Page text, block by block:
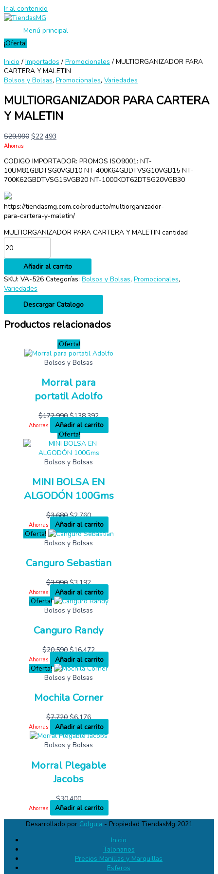
Ir al contenido
Menú principal
¡Oferta!
Inicio / Importados / Promocionales / MULTIORGANIZADOR PARA
CARTERA Y MALETIN
Bolsos y Bolsas, Promocionales, Variedades
MULTIORGANIZADOR PARA CARTERA
Y MALETIN
$29,990 $22,493
Ahorras
CODIGO IMPORTADOR: PROMOS ISO9001: NT-
10UM81GBDTSG0VGB10 NT-400K64GBDTVSG10VGB15 NT-
700K62GBDTVSG15VGB20 NT-1000KDT62DTSG20VGB30
https://tiendasmg.com.co/producto/multiorganizador-
para-cartera-y-maletin/
MULTIORGANIZADOR PARA CARTERA Y MALETIN cantidad
Añadir al carrito
SKU: VA-526 Categorías: Bolsos y Bolsas, Promocionales,
Variedades
Descargar Catalogo
Productos relacionados
¡Oferta!
Bolsos y Bolsas
Morral para
portatil Adolfo
$172,990 $138,392
Ahorras
Añadir al carrito
¡Oferta!
Bolsos y Bolsas
MINI BOLSA EN
ALGODÓN 100Gms
$3,680 $2,760
Ahorras
Añadir al carrito
¡Oferta!
Bolsos y Bolsas
Canguro Sebastian
$3,990 $3,192
Ahorras
Añadir al carrito
¡Oferta!
Bolsos y Bolsas
Canguro Randy
$20,590 $16,472
Ahorras
Añadir al carrito
¡Oferta!
Bolsos y Bolsas
Mochila Corner
$7,720 $6,176
Ahorras
Añadir al carrito
Bolsos y Bolsas
Morral Plegable
Jacobs
$30,400
Ahorras
Añadir al carrito
Desarrollado por Colguia - Propiedad TiendasMg 2021
Inicio
Talonarios
Precios Manillas y Marquillas
Esferos